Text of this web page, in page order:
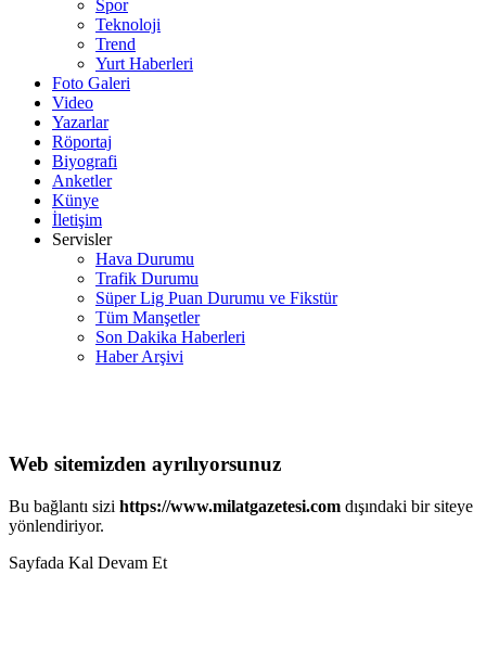
Spor
Teknoloji
Trend
Yurt Haberleri
Foto Galeri
Video
Yazarlar
Röportaj
Biyografi
Anketler
Künye
İletişim
Servisler
Hava Durumu
Trafik Durumu
Süper Lig Puan Durumu ve Fikstür
Tüm Manşetler
Son Dakika Haberleri
Haber Arşivi
Web sitemizden ayrılıyorsunuz
Bu bağlantı sizi https://www.milatgazetesi.com dışındaki bir siteye
yönlendiriyor.
Sayfada Kal Devam Et